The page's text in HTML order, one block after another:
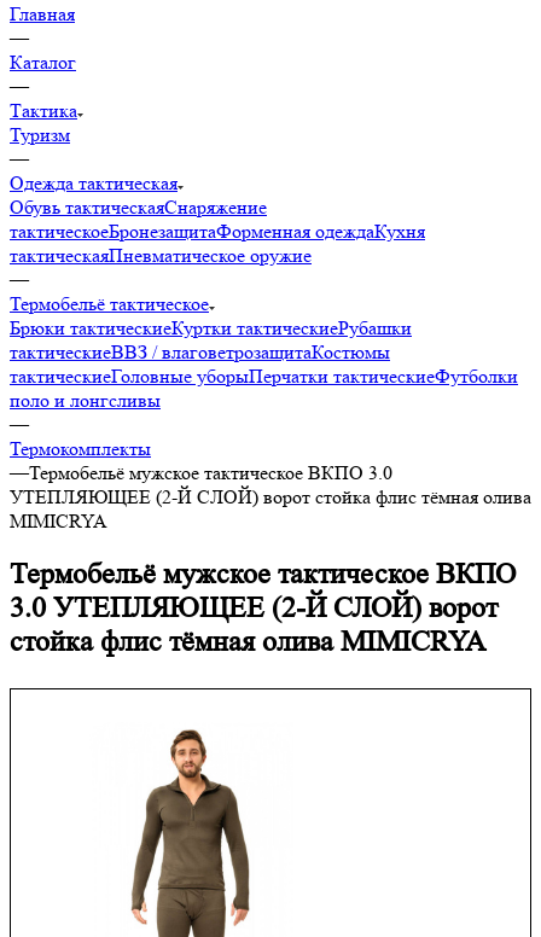
Главная
—
Каталог
—
Тактика
Туризм
—
Одежда тактическая
Обувь тактическаяСнаряжение
тактическоеБронезащитаФорменная одеждаКухня
тактическаяПневматическое оружие
—
Термобельё тактическое
Брюки тактическиеКуртки тактическиеРубашки
тактическиеВВЗ / влаговетрозащитаКостюмы
тактическиеГоловные уборыПерчатки тактическиеФутболки
поло и лонгсливы
—
Термокомплекты
—Термобельё мужское тактическое ВКПО 3.0
УТЕПЛЯЮЩЕЕ (2-Й СЛОЙ) ворот стойка флис тёмная олива
MIMICRYA
Термобельё мужское тактическое ВКПО
3.0 УТЕПЛЯЮЩЕЕ (2-Й СЛОЙ) ворот
стойка флис тёмная олива MIMICRYA